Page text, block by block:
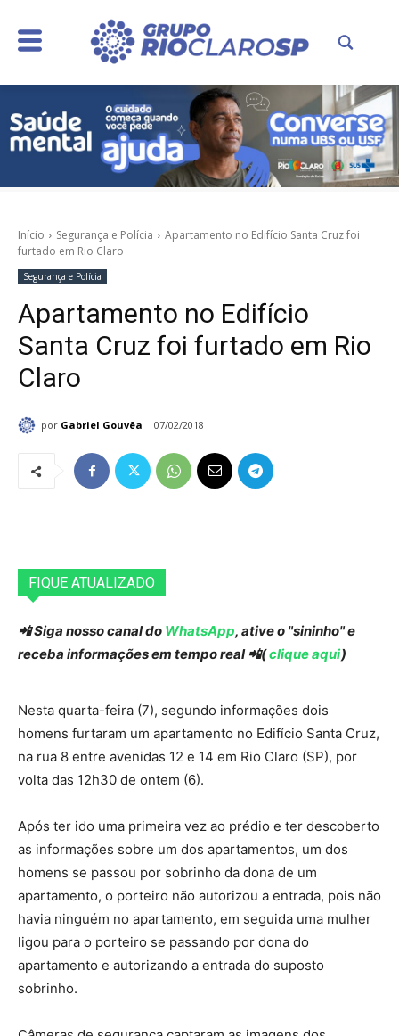
Início Segurança e Polícia
Apartamento no Edifício Santa Cruz foi
furtado em Rio Claro
Segurança e Polícia
Apartamento no Edifício
Santa Cruz foi furtado em Rio
Claro
por Gabriel Gouvêa 07/02/2018
FIQUE ATUALIZADO
📲 Siga nosso canal do WhatsApp, ative o "sininho" e
receba informações em tempo real 📲(clique aqui)
Nesta quarta-feira (7), segundo informações dois
homens furtaram um apartamento no Edifício Santa Cruz,
na rua 8 entre avenidas 12 e 14 em Rio Claro (SP), por
volta das 12h30 de ontem (6).
Após ter ido uma primeira vez ao prédio e ter descoberto
as informações sobre um dos apartamentos, um dos
homens se passou por sobrinho da dona de um
apartamento, o porteiro não autorizou a entrada, pois não
havia ninguém no apartamento, em seguida uma mulher
ligou para o porteiro se passando por dona do
apartamento e autorizando a entrada do suposto
sobrinho.